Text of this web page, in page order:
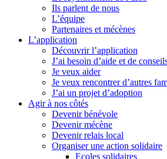
Ils parlent de nous
L’équipe
Partenaires et mécènes
L’application
Découvrir l’application
J’ai besoin d’aide et de
Je veux aider
Je veux rencontrer d’autres
J’ai un projet d’adoption
Agir à nos côtés
Devenir bénévole
Devenir mécène
Devenir relais local
Organiser une action solidaire
Ecoles solidaires